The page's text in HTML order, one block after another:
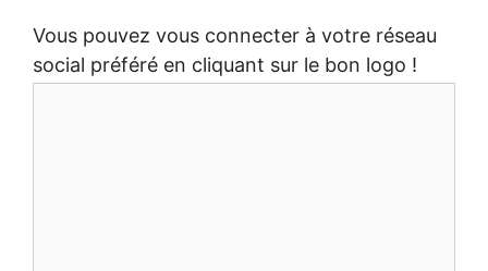
Vous pouvez vous connecter à votre réseau
social préféré en cliquant sur le bon logo !